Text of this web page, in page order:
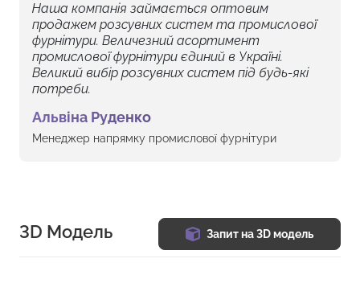
Наша компанія займається оптовим
продажем розсувних систем та промислової
фурнітури. Величезний асортимент
промислової фурнітури єдиний в Україні.
Великий вибір розсувних систем під будь-які
потреби.
Альвіна Руденко
Менеджер напрямку промислової фурнітури
3D Модель Запит на 3D модель